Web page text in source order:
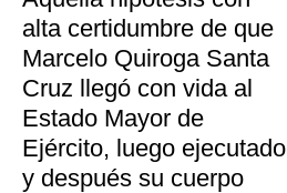
alta certidumbre de que
Marcelo Quiroga Santa
Cruz llegó con vida al
Estado Mayor de
Ejército, luego ejecutado
y después su cuerpo